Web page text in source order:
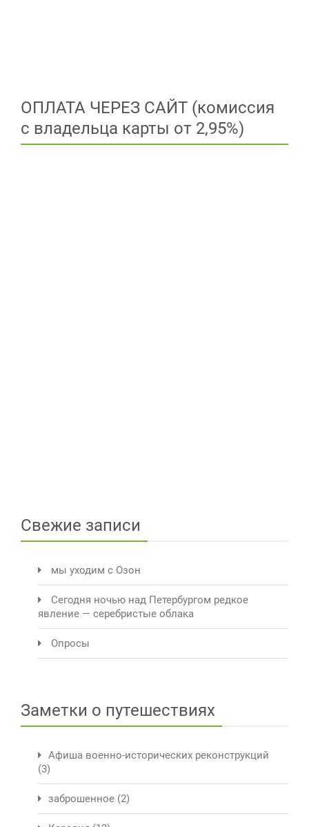
ОПЛАТА ЧЕРЕЗ САЙТ (комиссия
с владельца карты от 2,95%)
Свежие записи
мы уходим с Озон
Сегодня ночью над Петербургом редкое
явление — серебристые облака
Опросы
Заметки о путешествиях
Афиша военно-исторических реконструкций
(3)
заброшенное (2)